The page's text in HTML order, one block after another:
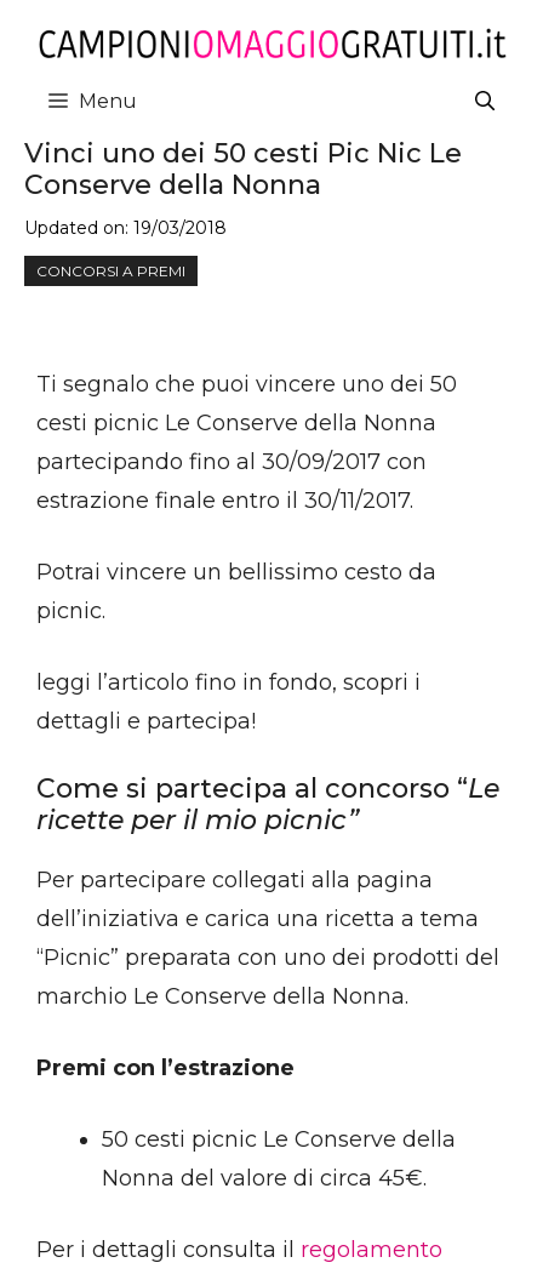
contenuto
Menu
Vinci uno dei 50 cesti Pic Nic Le
Conserve della Nonna
Updated on: 19/03/2018
CONCORSI A PREMI
Ti segnalo che puoi vincere uno dei 50
cesti picnic Le Conserve della Nonna
partecipando fino al 30/09/2017 con
estrazione finale entro il 30/11/2017.
Potrai vincere un bellissimo cesto da
picnic.
leggi l’articolo fino in fondo, scopri i
dettagli e partecipa!
Come si partecipa al concorso “Le
ricette per il mio picnic”
Per partecipare collegati alla pagina
dell’iniziativa e carica una ricetta a tema
“Picnic” preparata con uno dei prodotti del
marchio Le Conserve della Nonna.
Premi con l’estrazione
50 cesti picnic Le Conserve della
Nonna del valore di circa 45€.
Per i dettagli consulta il regolamento